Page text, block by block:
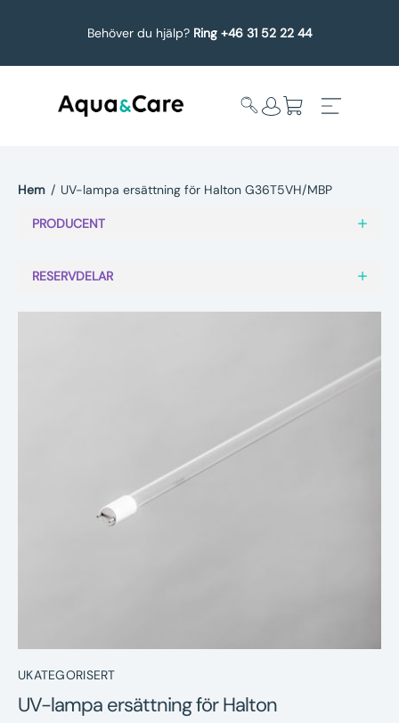
Behöver du hjälp? Ring +46 31 52 22 44
undermeny
Service
Underhållstips
Hem / UV-lampa ersättning för Halton G36T5VH/MBP
PRODUCENT
RESERVDELAR
UKATEGORISERT
UV-lampa ersättning för Halton